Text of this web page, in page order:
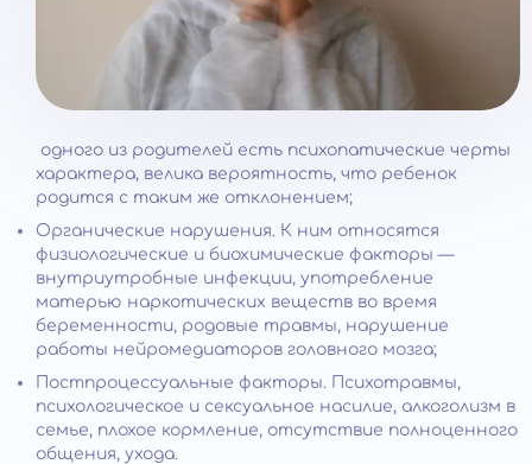
одного из родителей есть психопатические черты
характера, велика вероятность, что ребенок
родится с таким же отклонением;
Органические нарушения. К ним относятся
физиологические и биохимические факторы —
внутриутробные инфекции, употребление
матерью наркотических веществ во время
беременности, родовые травмы, нарушение
работы нейромедиаторов головного мозга;
Постпроцессуальные факторы. Психотравмы,
психологическое и сексуальное насилие, алкоголизм в
семье, плохое кормление, отсутствие полноценного
общения, ухода.